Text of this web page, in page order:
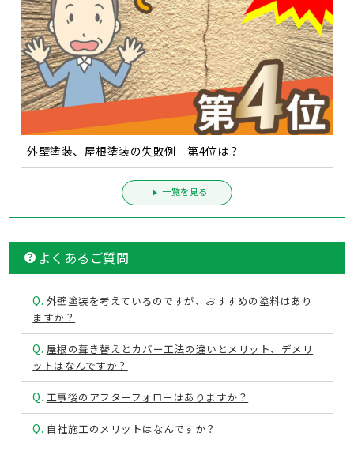
外壁塗装、屋根塗装の失敗例 第4位は？
一覧を見る
よくあるご質問
Q. 外壁塗装を考えているのですが、おすすめの塗料はあり
ますか？
Q. 屋根の葺き替えとカバー工法の違いとメリット、デメリ
ットはなんですか？
Q. 工事後のアフターフォローはありますか？
Q. 自社施工のメリットはなんですか？